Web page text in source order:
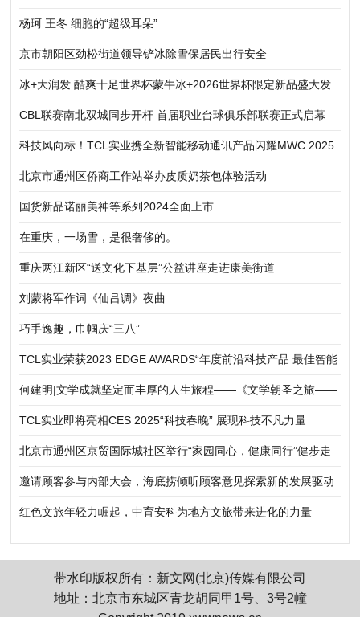
界”之旅！
杨珂 王冬:细胞的“超级耳朵”
京市朝阳区劲松街道领导铲冰除雪保居民出行安全
冰+大润发 酷爽十足世界杯蒙牛冰+2026世界杯限定新品盛大发
布
CBL联赛南北双城同步开杆 首届职业台球俱乐部联赛正式启幕
科技风向标！TCL实业携全新智能移动通讯产品闪耀MWC 2025
北京市通州区侨商工作站举办皮质奶茶包体验活动
国货新品诺丽美神等系列2024全面上市
在重庆，一场雪，是很奢侈的。
重庆两江新区“送文化下基层”公益讲座走进康美街道
刘蒙将军作词《仙吕调》夜曲
巧手逸趣，巾帼庆“三八”
TCL实业荣获2023 EDGE AWARDS“年度前沿科技产品 最佳智能
家居产品”奖
何建明|文学成就坚定而丰厚的人生旅程——《文学朝圣之旅——
郭久麟自传》序
TCL实业即将亮相CES 2025“科技春晚” 展现科技不凡力量
北京市通州区京贸国际城社区举行“家园同心，健康同行”健步走
活动
邀请顾客参与内部大会，海底捞倾听顾客意见探索新的发展驱动
力
红色文旅年轻力崛起，中育安科为地方文旅带来进化的力量
带水印版权所有：新文网(北京)传媒有限公司
地址：北京市东城区青龙胡同甲1号、3号2幢